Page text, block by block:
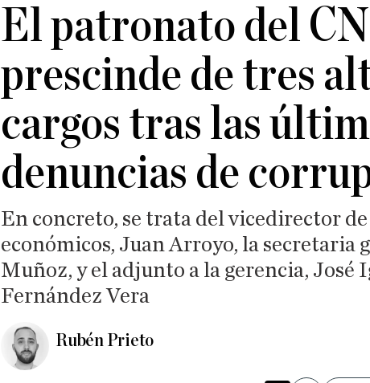
El patronato del
prescinde de tres
cargos tras las
denuncias de
En concreto, se trata del vicedirector
económicos, Juan Arroyo, la secretaria
Muñoz, y el adjunto a la gerencia, José
Fernández Vera
Rubén Prieto